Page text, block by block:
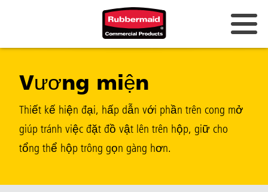
Trung Quốc (CN)
Hồng Kông
Hàn Quốc (KR)
Nhật Bản (JP)
Vương miện
Thiết kế hiện đại, hấp dẫn với phần trên cong mở
giúp tránh việc đặt đồ vật lên trên hộp, giữ cho
tổng thể hộp trông gọn gàng hơn.